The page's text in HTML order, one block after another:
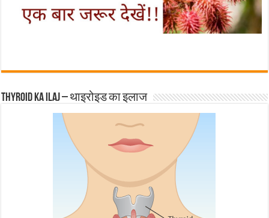
Thyroid ka ilaj – थाइरोइड का इलाज